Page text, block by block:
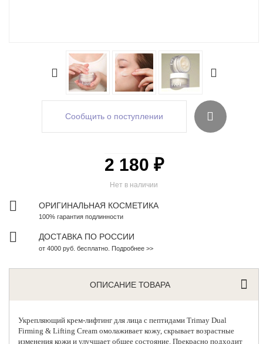
Сообщить о поступлении
Нет в наличии
2 180 ₽
ОРИГИНАЛЬНАЯ КОСМЕТИКА
100% гарантия подлинности
ДОСТАВКА ПО РОССИИ
от 4000 руб. бесплатно. Подробнее >>
ОПИСАНИЕ ТОВАРА
Укрепляющий крем-лифтинг для лица с пептидамиTrimay Dual
Firming & Lifting Cream омолаживает кожу, скрывает возрастные
изменения кожи и улучшает общее состояние. Прекрасно подходит